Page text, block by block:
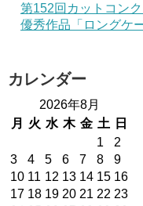
第152回カットコン
優秀作品「ロングケ
カレンダー
2026年8月
月
火 水 木 金 土
日
1
2
3
4 5 6 7 8
9
10 11 12 13 14 15 16
17 18 19 20 21 22 23